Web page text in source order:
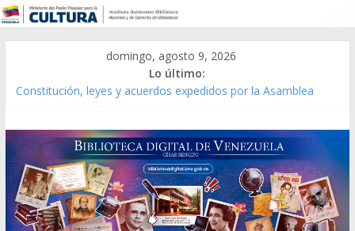
domingo, agosto 9, 2026
Lo último:
Constitución, leyes y acuerdos expedidos por la Asamblea
Modesta Bor Sánchez [material gráfico]
Gaceta Oficial de la República de Venezuela año CXXXIII Mes V,
Caracas 09 de marzo de 2006 N° 38.394
Catálogo temático de obras de Modesta Bor